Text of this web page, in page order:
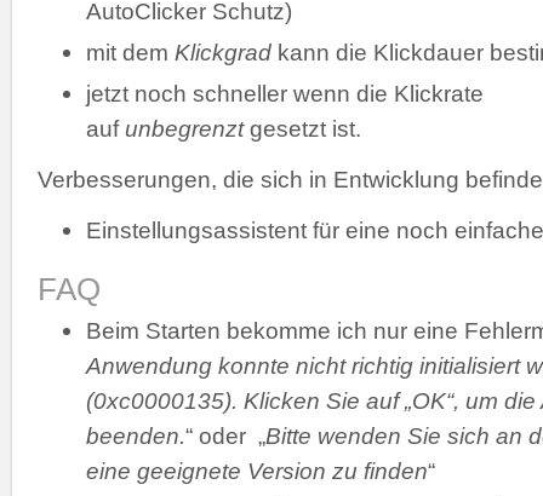
AutoClicker Schutz)
mit dem Klickgrad kann die Klickdauer
jetzt noch schneller wenn die Klickrate
aufunbegrenztgesetzt ist.
Verbesserungen, die sich in Entwicklung
Einstellungsassistent für eine noch
FAQ
Beim Starten bekomme ich nur eine
Anwendung konnte nicht richtig initialisiert
(0xc0000135). Klicken Sie auf „OK“, um
beenden.“ oder „Bitte wenden Sie sich an
eine geeignete Version zu finden“